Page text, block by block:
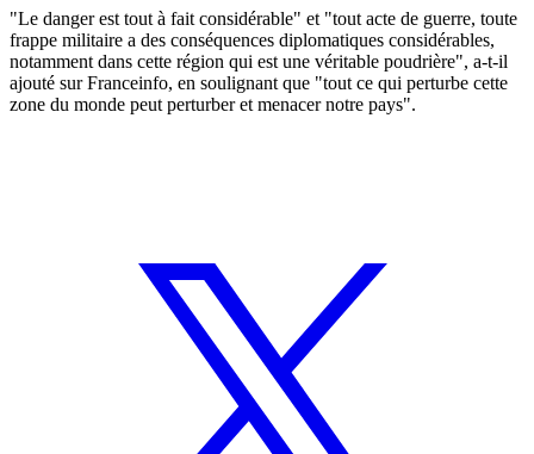
"Le danger est tout à fait considérable" et "tout acte de guerre, toute
frappe militaire a des conséquences diplomatiques considérables,
notamment dans cette région qui est une véritable poudrière", a-t-il
ajouté sur Franceinfo, en soulignant que "tout ce qui perturbe cette
zone du monde peut perturber et menacer notre pays".